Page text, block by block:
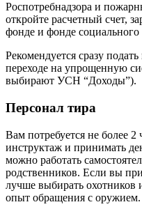
Роспотребнадзора и
откройте расчетный счет,
фонде и фонде социального
Рекомендуется сразу
переходе на упрощенную
выбирают УСН “Доходы”).
Персонал тира
Вам потребуется не более 2
инструктаж и принимать
можно работать
родственников. Если вы
лучше выбирать
опыт обращения с оружием.